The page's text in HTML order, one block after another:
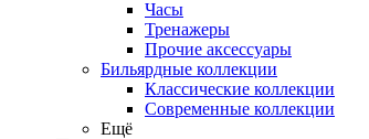
Часы
Тренажеры
Прочие аксессуары
Бильярдные коллекции
Классические коллекции
Современные коллекции
Ещё